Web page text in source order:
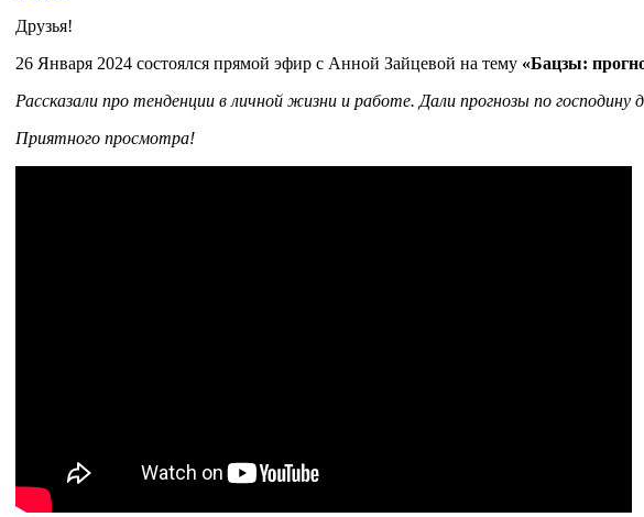
Друзья!
26 Января 2024 состоялся прямой эфир с Анной Зайцевой на тему «Бацзы:
Рассказали про тенденции в личной жизни и работе. Дали прогнозы по
Приятного просмотра!